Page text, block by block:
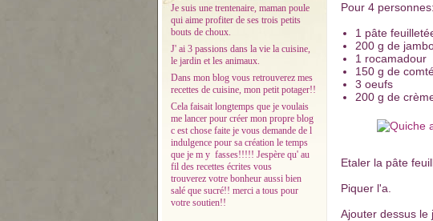
Je suis une trentenaire, maman poule
qui aime profiter de ses trois petits
bouts de choux.
J' ai 3 passions dans la vie la cuisine,
le jardin et les animaux.
Dans mon blog vous retrouverez mes
recettes de cuisine, mon petit potager!!
Cela faisait longtemps que je voulais
me lancer pour créer mon propre blog
c est chose faite je vous demande de l
indulgence pour sa création le temps
que je m y fasses!!!!! Jespère qu' au
fil des recettes écrites vous
trouverez votre bonheur aussi bien
salé que sucré!! merci a tous pour
votre soutien!!
Pour 4 personnes:
1 pâte
200 g de
1 rocamadour
150 g de
3 oeufs
200 g de
Etaler la pâte
Piquer l'a.
Ajouter dessus le